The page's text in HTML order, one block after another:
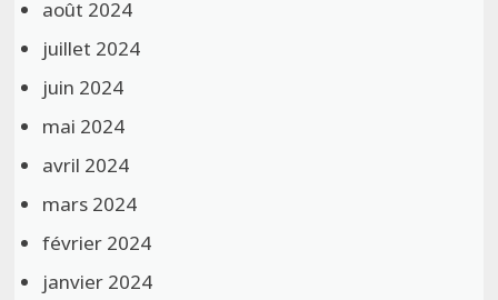
août 2024
juillet 2024
juin 2024
mai 2024
avril 2024
mars 2024
février 2024
janvier 2024